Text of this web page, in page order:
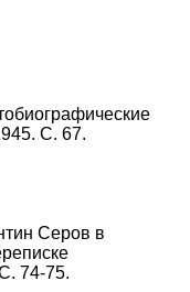
С. 67.
Серов в
74-75.